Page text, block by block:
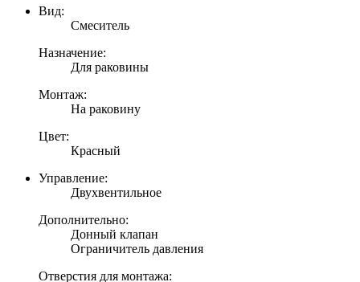
Вид:
Смеситель
Назначение:
Для раковины
Монтаж:
На раковину
Цвет:
Красный
Управление:
Двухвентильное
Дополнительно:
Донный клапан
Ограничитель давления
Отверстия для монтажа: